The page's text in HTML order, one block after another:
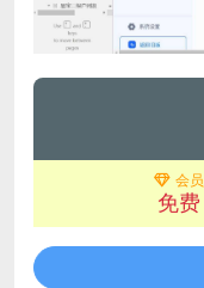
会员
免费